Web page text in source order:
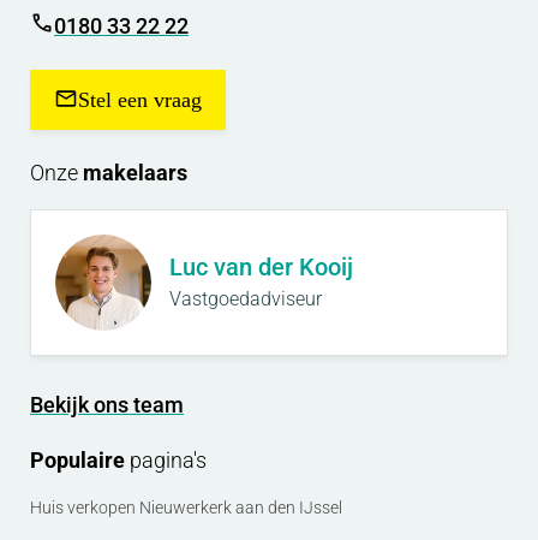
0180 33 22 22
Stel een vraag
Onze makelaars
Luc van der Kooij
Vastgoedadviseur
Bekijk ons team
Populaire pagina's
Huis verkopen Nieuwerkerk aan den IJssel